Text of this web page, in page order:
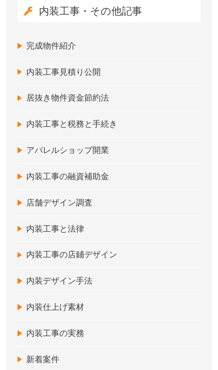
内装工事・その他記事
完成物件紹介
内装工事見積り公開
居抜き物件資金節約法
内装工事と税務と手続き
アパレルショップ開業
内装工事の融資補助金
店舗デザイン調査
内装工事と法律
内装工事の店鋪デザイン
内装デザイン手法
内装仕上げ素材
内装工事の実務
新着案件